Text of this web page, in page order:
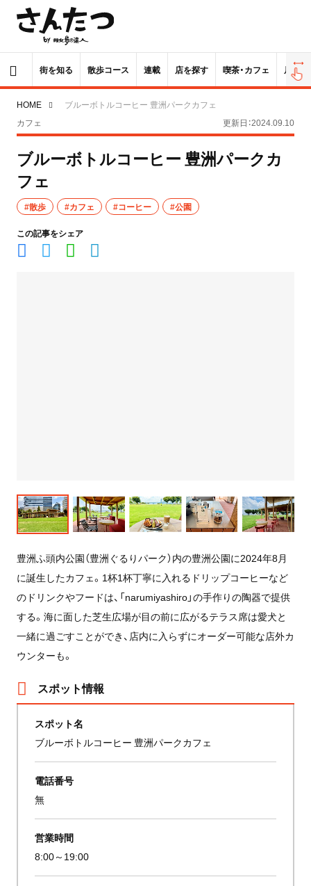
街を知る 散歩コース 連載 店を探す 喫茶・カフェ 居酒屋
HOME
ブルーボトルコーヒー 豊洲パークカフェ
カフェ
更新日：2024.09.10
ブルーボトルコーヒー 豊洲パークカ
フェ
#散歩 #カフェ #コーヒー #公園
この記事をシェア
豊洲ふ頭内公園（豊洲ぐるりパーク）内の豊洲公園に2024年8月
に誕生したカフェ。1杯1杯丁寧に入れるドリップコーヒーなど
のドリンクやフードは、「narumiyashiro」の手作りの陶器で提供
する。海に面した芝生広場が目の前に広がるテラス席は愛犬と
一緒に過ごすことができ、店内に入らずにオーダー可能な店外カ
ウンターも。
スポット情報
スポット名
ブルーボトルコーヒー 豊洲パークカフェ
電話番号
無
営業時間
8:00～19:00